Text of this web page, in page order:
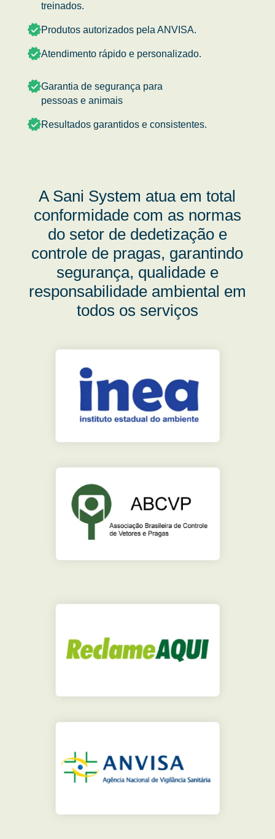
treinados.
Produtos autorizados pela ANVISA.
Atendimento rápido e personalizado.
Garantia de segurança para
pessoas e animais
Resultados garantidos e consistentes.
A Sani System atua em total
conformidade com as normas
do setor de dedetização e
controle de pragas, garantindo
segurança, qualidade e
responsabilidade ambiental em
todos os serviços